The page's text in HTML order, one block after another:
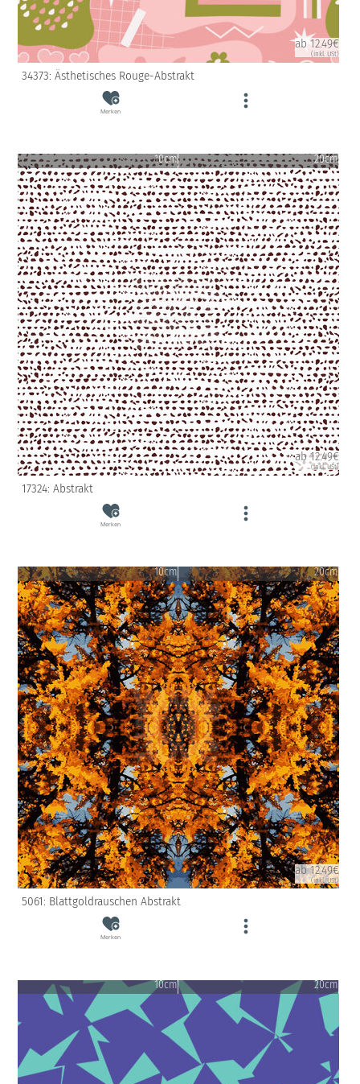
ab 12.49€
(inkl. USt)
34373: Ästhetisches Rouge-Abstrakt
Merken
10cm 20cm
ab 12.49€
(inkl. USt)
17324: Abstrakt
Merken
10cm 20cm
ab 12.49€
(inkl. USt)
5061: Blattgoldrauschen Abstrakt
Merken
10cm 20cm